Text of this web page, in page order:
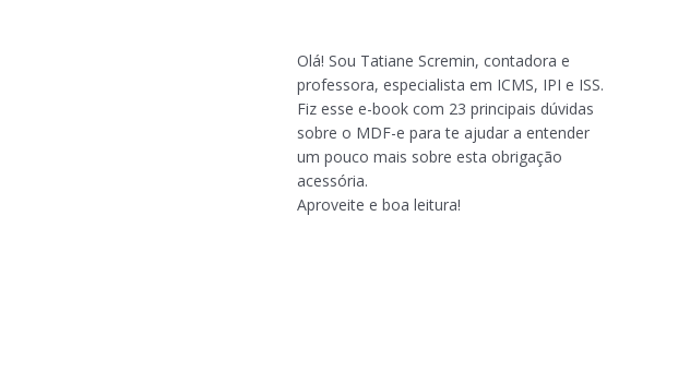
Olá! Sou Tatiane Scremin, contadora e
professora, especialista em ICMS, IPI e ISS.
Fiz esse e-book com 23 principais dúvidas
sobre o MDF-e para te ajudar a entender
um pouco mais sobre esta obrigação
acessória.
Aproveite e boa leitura!